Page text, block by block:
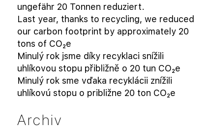
ungefähr 20 Tonnen reduziert.
Last year, thanks to recycling, we reduced
our carbon footprint by approximately 20
tons of CO₂e
Minulý rok jsme díky recyklaci snížili
uhlíkovou stopu přibližně o 20 tun CO₂e
Minulý rok sme vďaka recyklácii znížili
uhlíkovú stopu o približne 20 ton CO₂e
Archiv